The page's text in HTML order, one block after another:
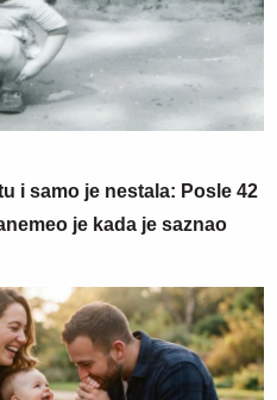
i samo je nestala: Posle 42
je kada je saznao